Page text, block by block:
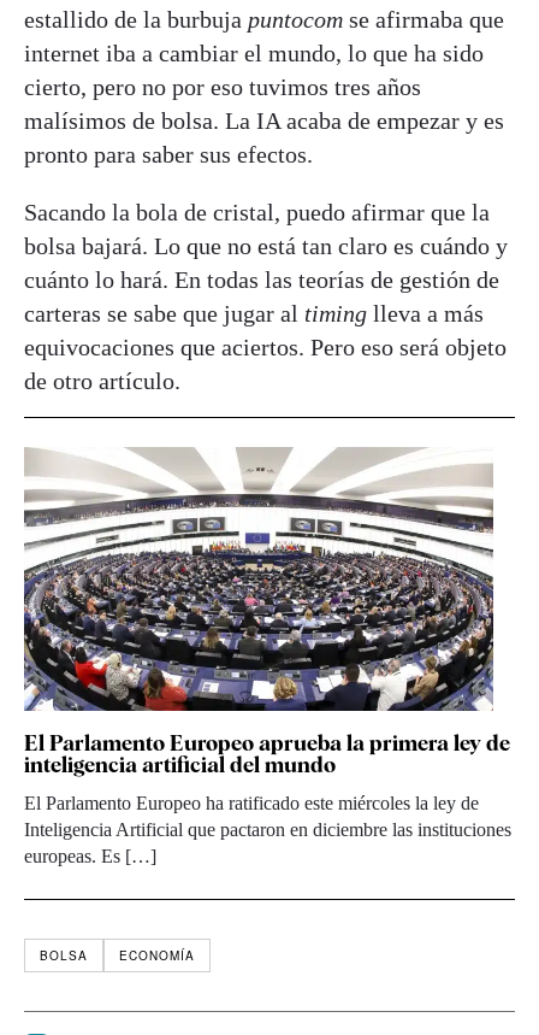
estallido de la burbuja puntocom se afirmaba que
internet iba a cambiar el mundo, lo que ha sido
cierto, pero no por eso tuvimos tres años
malísimos de bolsa. La IA acaba de empezar y es
pronto para saber sus efectos.
Sacando la bola de cristal, puedo afirmar que la
bolsa bajará. Lo que no está tan claro es cuándo y
cuánto lo hará. En todas las teorías de gestión de
carteras se sabe que jugar al timing lleva a más
equivocaciones que aciertos. Pero eso será objeto
de otro artículo.
El Parlamento Europeo aprueba la primera ley de
inteligencia artificial del mundo
El Parlamento Europeo ha ratificado este miércoles la ley de
Inteligencia Artificial que pactaron en diciembre las instituciones
europeas. Es […]
BOLSA ECONOMÍA